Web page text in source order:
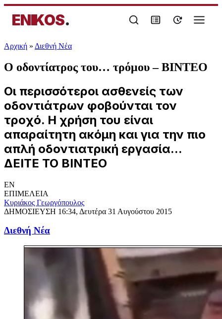
ENIKOS.
Αρχική » Διεθνή Νέα
Ο οδοντίατρος του… τρόμου – ΒΙΝΤΕΟ
Οι περισσότεροι ασθενείς των
οδοντιάτρων φοβούνται τον
τροχό. Η χρήση του είναι
απαραίτητη ακόμη και για την πιο
απλή οδοντιατρική εργασία...
ΔΕΙΤΕ ΤΟ ΒΙΝΤΕΟ
EN
ΕΠΙΜΕΛΕΙΑ
Κυριάκος Γεωργόπουλος
ΔΗΜΟΣΙΕΥΣΗ 16:34, Δευτέρα 31 Αυγούστου 2015
Διεθνή Νέα